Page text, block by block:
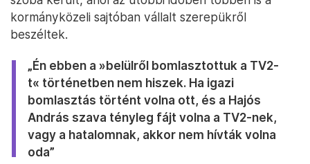
kormányközeli sajtóban vállalt szerepükről
beszéltek.
„Én ebben a »belülről bomlasztottuk a TV2-
t« történetben nem hiszek. Ha igazi
bomlasztás történt volna ott, és a Hajós
András szava tényleg fájt volna a TV2-nek,
vagy a hatalomnak, akkor nem hívták volna
oda”